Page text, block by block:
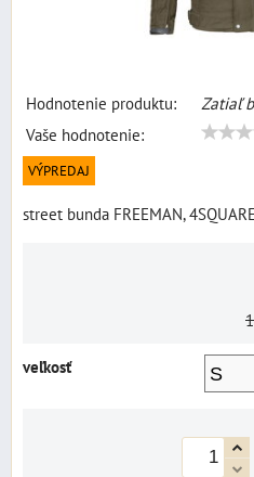
Hodnotenie produktu:
Zatiaľ
Vaše hodnotenie:
VÝPREDAJ
street bunda FREEMAN,
veľkosť